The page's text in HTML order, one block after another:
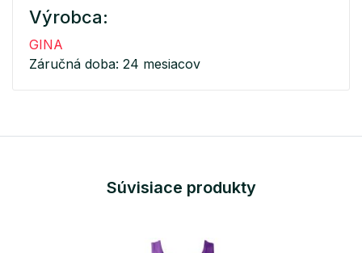
Výrobca:
GINA
Záručná doba: 24 mesiacov
Súvisiace produkty